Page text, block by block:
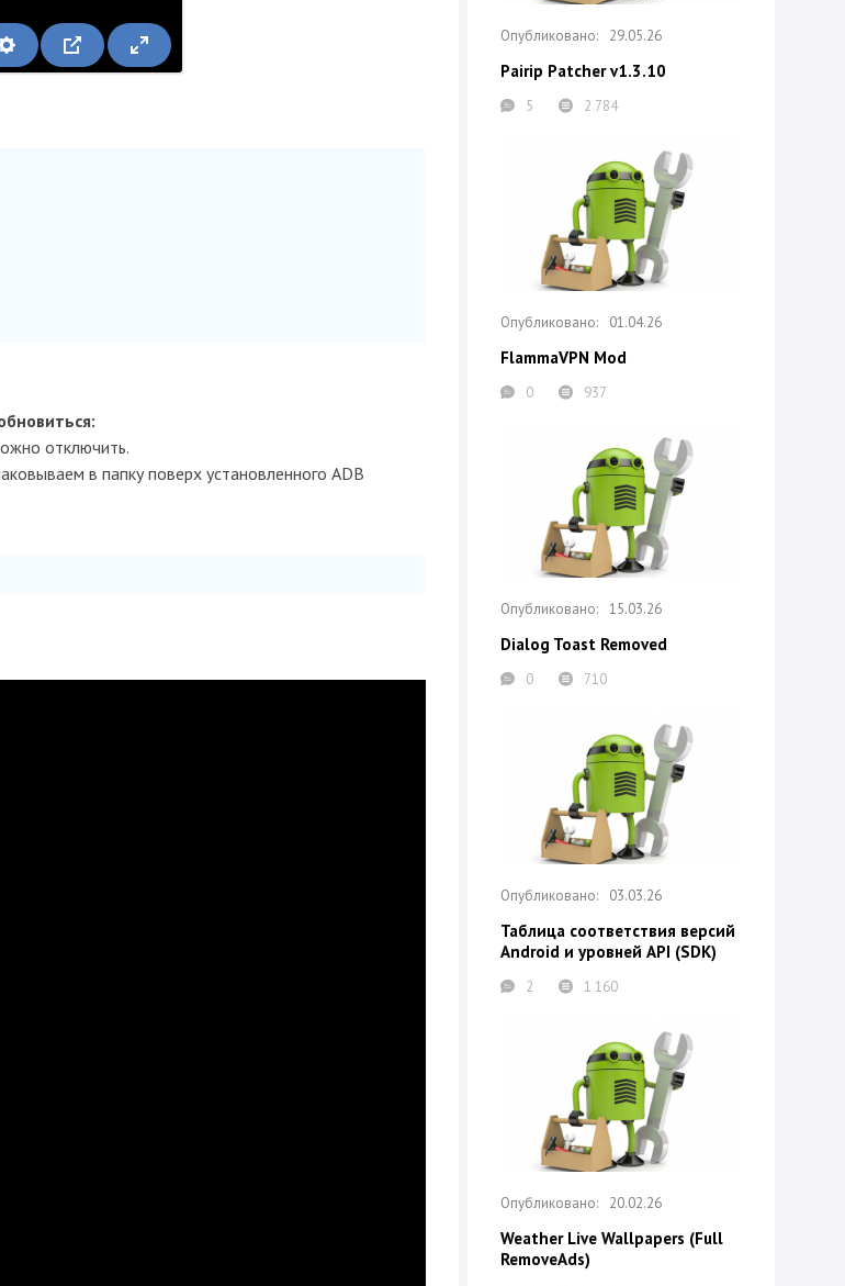
отключить.
в папку поверх установленного ADB
29.05.26
Pairip Patcher v1.3.10
5 2 784
01.04.26
FlammaVPN Mod
0 937
15.03.26
Dialog Toast Removed
0 710
03.03.26
Таблица соответствия версий
Android и уровней API (SDK)
2 1 160
20.02.26
Weather Live Wallpapers (Full
RemoveAds)